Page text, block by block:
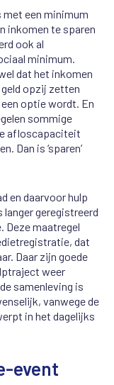
een minimum
inkomen te sparen
ook al
minimum.
dat het inkomen
opzij zetten
optie wordt. En
sommige
afloscapaciteit
Dan is ‘sparen’
en daarvoor hulp
geregistreerd
Deze maatregel
dat
Daar zijn goede
weer
samenleving is
vanwege de
in het dagelijks
event